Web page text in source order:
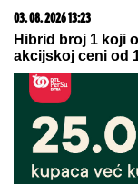
20. 07. 2026 08:04
REGISTRUJ SE
1500